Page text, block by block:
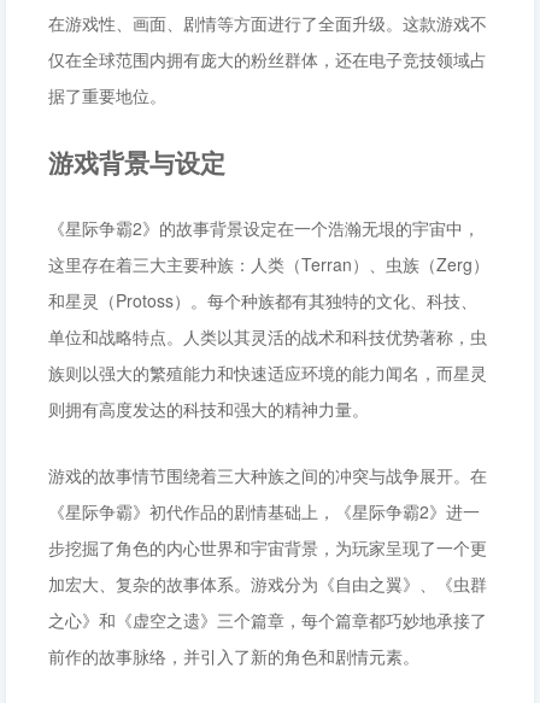
在游戏性、画面、剧情等方面进行了全面升级。这款游戏不
仅在全球范围内拥有庞大的粉丝群体，还在电子竞技领域占
据了重要地位。
游戏背景与设定
《星际争霸2》的故事背景设定在一个浩瀚无垠的宇宙中，
这里存在着三大主要种族：人类（Terran）、虫族（Zerg）
和星灵（Protoss）。每个种族都有其独特的文化、科技、
单位和战略特点。人类以其灵活的战术和科技优势著称，虫
族则以强大的繁殖能力和快速适应环境的能力闻名，而星灵
则拥有高度发达的科技和强大的精神力量。
游戏的故事情节围绕着三大种族之间的冲突与战争展开。在
《星际争霸》初代作品的剧情基础上，《星际争霸2》进一
步挖掘了角色的内心世界和宇宙背景，为玩家呈现了一个更
加宏大、复杂的故事体系。游戏分为《自由之翼》、《虫群
之心》和《虚空之遗》三个篇章，每个篇章都巧妙地承接了
前作的故事脉络，并引入了新的角色和剧情元素。